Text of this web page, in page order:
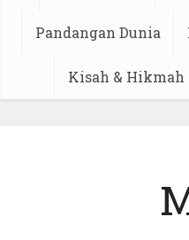
Pandangan Dunia
Kisah & Hikmah